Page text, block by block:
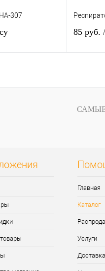
307
85 руб.
В
Главная
Каталог
Услуги
Доставка